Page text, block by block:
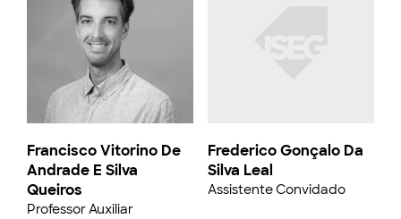
Francisco Vitorino De
Andrade E Silva
Queiros
Professor Auxiliar
Frederico Gonçalo Da
Silva Leal
Assistente Convidado